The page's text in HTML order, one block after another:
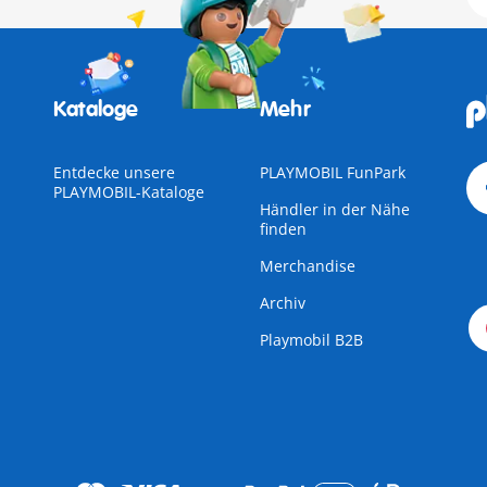
Kataloge
Entdecke unsere
PLAYMOBIL-Kataloge
Mehr
PLAYMOBIL FunPark
Händler in der Nähe
finden
Merchandise
Archiv
Playmobil B2B